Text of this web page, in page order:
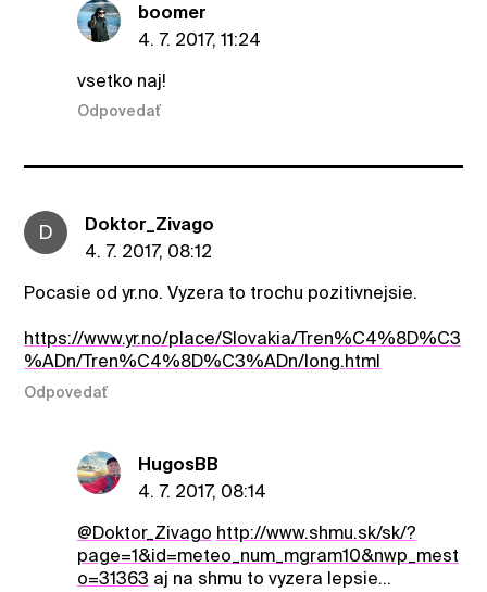
boomer
4. 7. 2017, 11:24
vsetko naj!
Odpovedať
D
Doktor_Zivago
4. 7. 2017, 08:12
Pocasie od yr.no. Vyzera to trochu pozitivnejsie.
https://www.yr.no/place/Slovakia/Tren%C4%8D%C3
%ADn/Tren%C4%8D%C3%ADn/long.html
Odpovedať
HugosBB
4. 7. 2017, 08:14
@Doktor_Zivago http://www.shmu.sk/sk/?
page=1&id=meteo_num_mgram10&nwp_mest
o=31363 aj na shmu to vyzera lepsie...